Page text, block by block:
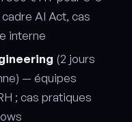
AI Act, cas
interne
(2 jours
— équipes
; cas pratiques